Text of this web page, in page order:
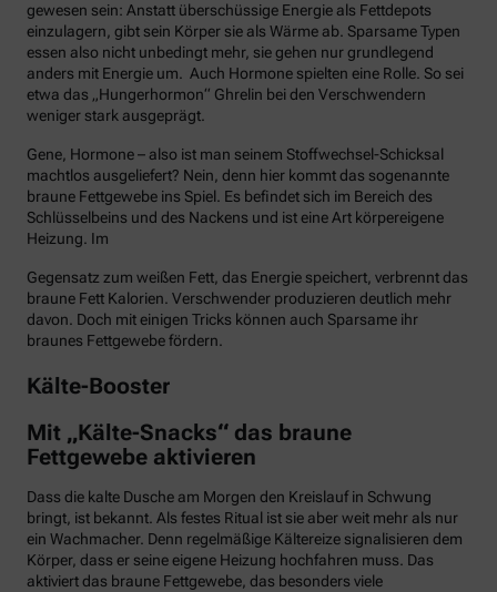
gewesen sein: Anstatt überschüssige Energie als Fettdepots
einzulagern, gibt sein Körper sie als Wärme ab. Sparsame Typen
essen also nicht unbedingt mehr, sie gehen nur grundlegend
anders mit Energie um. Auch Hormone spielten eine Rolle. So sei
etwa das „Hungerhormon“ Ghrelin bei den Verschwendern
weniger stark ausgeprägt.
Gene, Hormone – also ist man seinem Stoffwechsel-Schicksal
machtlos ausgeliefert? Nein, denn hier kommt das sogenannte
braune Fettgewebe ins Spiel. Es befindet sich im Bereich des
Schlüsselbeins und des Nackens und ist eine Art körpereigene
Heizung. Im
Gegensatz zum weißen Fett, das Energie speichert, verbrennt das
braune Fett Kalorien. Verschwender produzieren deutlich mehr
davon. Doch mit einigen Tricks können auch Sparsame ihr
braunes Fettgewebe fördern.
Kälte-Booster
Mit „Kälte-Snacks“ das braune
Fettgewebe aktivieren
Dass die kalte Dusche am Morgen den Kreislauf in Schwung
bringt, ist bekannt. Als festes Ritual ist sie aber weit mehr als nur
ein Wachmacher. Denn regelmäßige Kältereize signalisieren dem
Körper, dass er seine eigene Heizung hochfahren muss. Das
aktiviert das braune Fettgewebe, das besonders viele